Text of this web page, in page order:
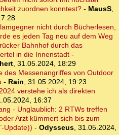
zuordnen konntest? - MausS,
nicht durch Bücherlesen,
es jeden Tag neu auf dem Weg
Bahnhof durch das
in die Innenstadt -
, 31.05.2024, 18:29
des Messenangriffes von Outdoor
- Rain, 31.05.2024, 19:23
verstehe ich als direkten
16:37
- Unglaublich: 2 RTWs treffen
Arzt kümmert sich bis zum
Update)) - Odysseus, 31.05.2024,